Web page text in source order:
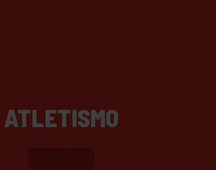
ATLETISMO